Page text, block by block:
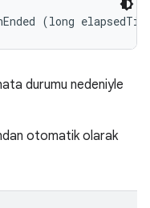
(long
durumu nedeniyle
otomatik olarak